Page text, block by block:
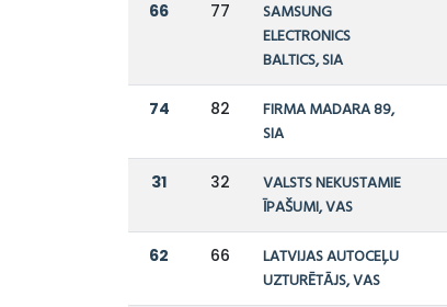
66 77
SAMSUNG
ELECTRONICS
BALTICS, SIA
74 82
FIRMA MADARA 89,
SIA
31 32
VALSTS NEKUSTAMIE
ĪPAŠUMI, VAS
62 66
LATVIJAS AUTOCEĻU
UZTURĒTĀJS, VAS